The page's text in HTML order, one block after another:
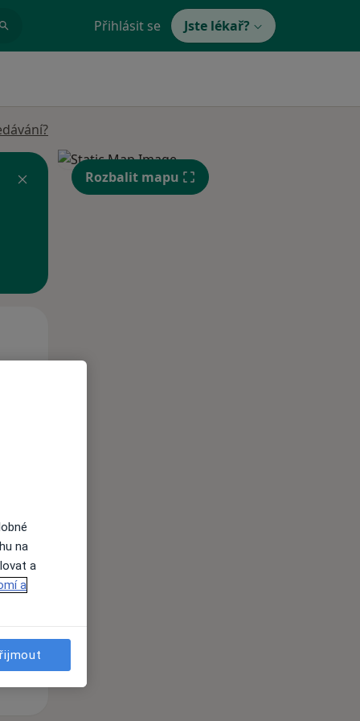
Přihlásit se Jste lékař?
Rozbalit mapu
na
a
a